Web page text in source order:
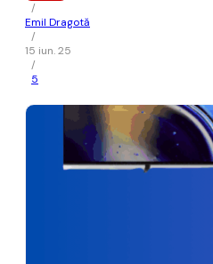
/
Emil Dragotă
/
15 iun. 25
/
5